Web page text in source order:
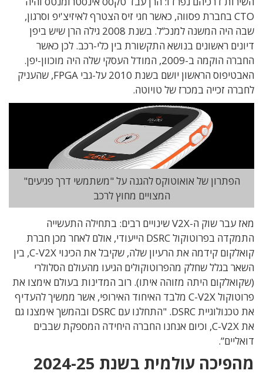
CTO בחברת פסווה, כאשר חגי זיס הצטרף לאיזיצ'יפ וסרגון,
שבה היה המשנה למנכ”ל. בשנת 2008 גילה הרן שיש ביפן
דיונים ראשונים בנושא התקשורת בין כלי-רכב. לכן כאשר
החברה הוקמה ב-2009, המודל העסקי שלה היה מוכוון-יפן.
האבטיפוס הראשון יושם בשנת 2010 על-גבי FPGA, שהעניק
לחברה זכייה במכרז של טויוטה.
הפתרון של אואוטוקס להגנה על "משתמשי דרך פגיעים"
המצויים מחוץ לרכב
מאז עבר שוק ה-V2X שינויים רבים: בתחילה התעשייה
התמקדה בפרוטוקול DSRC הייעודי, אולם לאחר מכן חברת
קואלקום קידמה את הרעיון שלה, שקיבל את הכינוי C-V2X, בין
השאר בגלל שחלק מהפרוטוקולים הגיעו מהעולם הסלולרי
(שקואלקום היתה מזוהה איתו). רוב המדינות בעולם אימצו את
פרוטוקול C-V2X מלבד האיחוד האירופי, אשר ממשיך להעדיף
את טכנולוגיית DSRC. "התחלנו עם DSRC ובהמשך אימצנו גם
את C-V2X, וכיום אנחנו החברה היחידה המספקת שבבים
דואליים”.
מהפיכה עולמית בשנת 2024-25